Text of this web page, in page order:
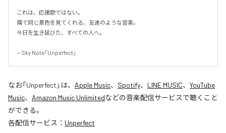
これは、応援歌ではない。
隣で同じ景色を見てくれる、友達のような音楽。
今日を生き延びた、すべての人へ。
-- Sky Note「Unperfect」
なお「Unperfect 」は、 Apple Music、 Spotify、 LINE MUSIC、 YouTube
Music、 Amazon Music Unlimitedなどの音楽配信サービスで聴くこと
ができる。
各配信サービス： Unperfect